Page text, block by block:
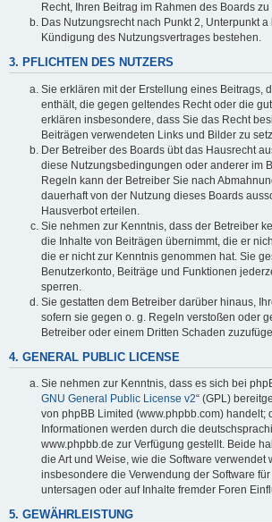
Recht, Ihren Beitrag im Rahmen des Boards zu
Das Nutzungsrecht nach Punkt 2, Unterpunkt
Kündigung des Nutzungsvertrages bestehen.
3. PFLICHTEN DES NUTZERS
Sie erklären mit der Erstellung eines Beitrags,
enthält, die gegen geltendes Recht oder die
erklären insbesondere, dass Sie das Recht
Beiträgen verwendeten Links und Bilder zu
Der Betreiber des Boards übt das Hausrecht
diese Nutzungsbedingungen oder anderer im
Regeln kann der Betreiber Sie nach
dauerhaft von der Nutzung dieses Boards
Hausverbot erteilen.
Sie nehmen zur Kenntnis, dass der Betreiber
die Inhalte von Beiträgen übernimmt, die er
die er nicht zur Kenntnis genommen hat. Sie
Benutzerkonto, Beiträge und Funktionen
sperren.
Sie gestatten dem Betreiber darüber hinaus,
sofern sie gegen o. g. Regeln verstoßen oder
Betreiber oder einem Dritten Schaden
4. GENERAL PUBLIC LICENSE
Sie nehmen zur Kenntnis, dass es sich bei
GNU General Public License v2“ (GPL)
von phpBB Limited (www.phpbb.com) handelt;
Informationen werden durch die
www.phpbb.de zur Verfügung gestellt. Beide
die Art und Weise, wie die Software verwendet
insbesondere die Verwendung der Software
untersagen oder auf Inhalte fremder Foren
5. GEWÄHRLEISTUNG